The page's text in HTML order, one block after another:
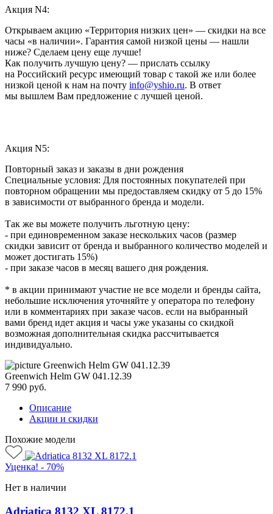
Акция N4:
Открываем акцию «Территория низких цен» — скидки на все
часы «в наличии». Гарантия самой низкой цены — нашли
ниже? Сделаем цену еще лучше!
Как получить лучшую цену? — прислать ссылку
на Российский ресурс имеющий товар с такой же или более
низкой ценой к нам на почту info@yshio.ru. В ответ
мы вышлем Вам предложение с лучшей ценой.
Акция N5:
Повторный заказ и заказы в дни рождения
Специальные условия: Для постоянных покупателей при
повторном обращении мы предоставляем скидку от 5 до 15%
в зависимости от выбранного бренда и модели.
Так же вы можете получить льготную цену:
- при единовременном заказе нескольких часов (размер
скидки зависит от бренда и выбранного количество моделей и
может достигать 15%)
- при заказе часов в месяц вашего дня рождения.
* в акции принимают участие не все модели и бренды сайта,
небольшие исключения уточняйте у оператора по телефону
или в комментариях при заказе часов. если на выбранный
вами бренд идет акция и часы уже указаны со скидкой
возможная дополнительная скидка рассчитывается
индивидуально.
Greenwich Helm GW 041.12.39
7 990 руб.
Описание
Акции и скидки
Похожие модели
Уценка! - 70%
Нет в наличии
Adriatica 8132 XL 8172.1